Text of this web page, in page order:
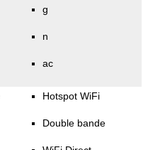
g
n
ac
Hotspot WiFi
Double bande